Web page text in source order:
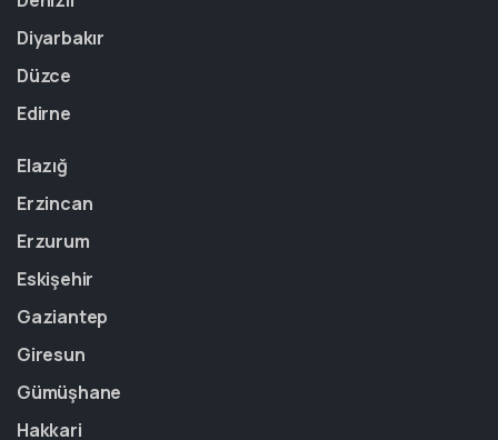
Diyarbakır
Düzce
Edirne
Elazığ
Erzincan
Erzurum
Eskişehir
Gaziantep
Giresun
Gümüşhane
Hakkari